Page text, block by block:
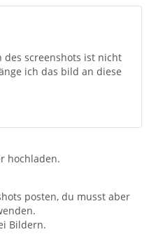
screenshots ist nicht
ich das bild an diese
hochladen.
posten, du musst aber
Bildern.